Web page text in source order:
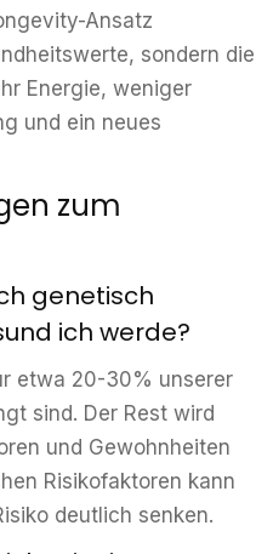
Ansatz
sondern die
Energie, weniger
und ein neues
zum
genetisch
ich werde?
etwa 20-30% unserer
sind. Der Rest wird
und Gewohnheiten
Risikofaktoren kann
deutlich senken.